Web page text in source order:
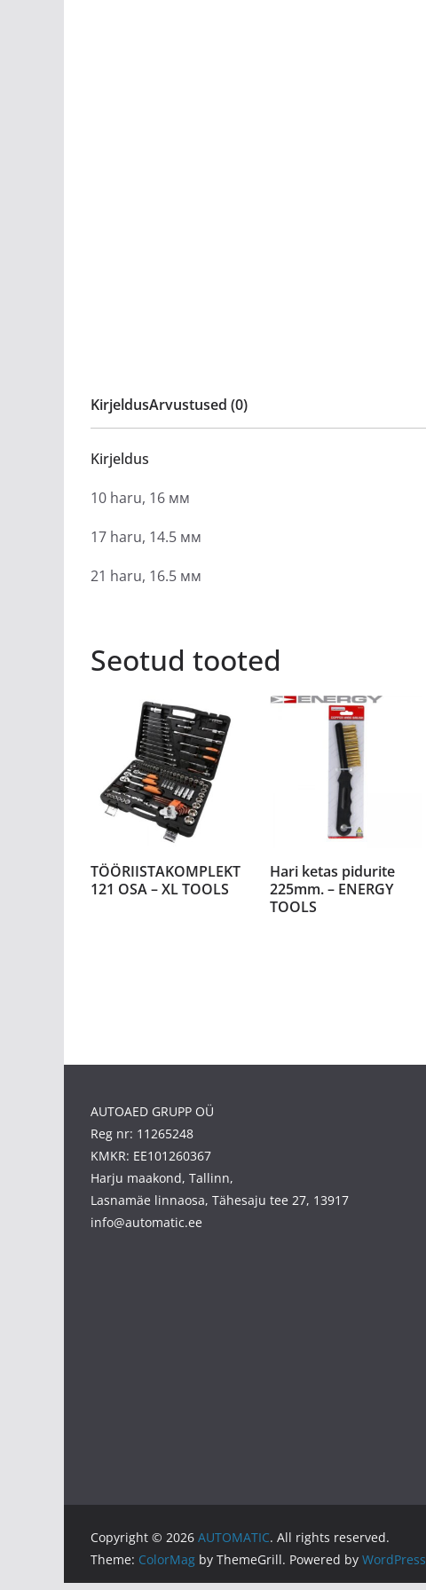
KirjeldusArvustused (0)
Kirjeldus
10 haru, 16 мм
17 haru, 14.5 мм
21 haru, 16.5 мм
Seotud tooted
TÖÖRIISTAKOMPLEKT
121 OSA – XL TOOLS
Hari ketas pidurite
225mm. – ENERGY
TOOLS
AUTOAED GRUPP OÜ
Reg nr: 11265248
KMKR: EE101260367
Harju maakond, Tallinn,
Lasnamäe linnaosa, Tähesaju tee 27, 13917
info@automatic.ee
Copyright © 2026 AUTOMATIC. All rights reserved.
Theme: ColorMag by ThemeGrill. Powered by WordPress